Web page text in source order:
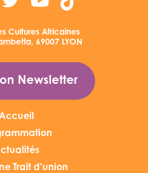
Cultures Africaines
69007 LYON
Newsletter
Trait d'union